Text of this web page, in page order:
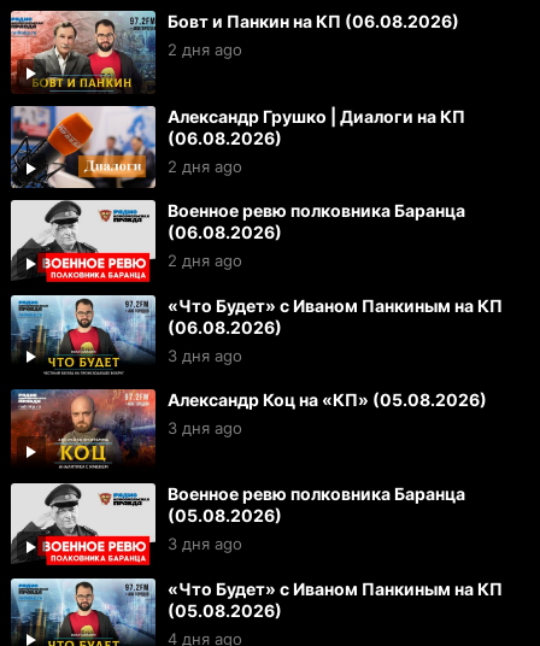
Бовт и Панкин на КП (06.08.2026)
2 дня ago
Александр Грушко | Диалоги на КП
(06.08.2026)
2 дня ago
Военное ревю полковника Баранца
(06.08.2026)
2 дня ago
«Что Будет» с Иваном Панкиным на КП
(06.08.2026)
3 дня ago
Александр Коц на «КП» (05.08.2026)
3 дня ago
Военное ревю полковника Баранца
(05.08.2026)
3 дня ago
«Что Будет» с Иваном Панкиным на КП
(05.08.2026)
4 дня ago